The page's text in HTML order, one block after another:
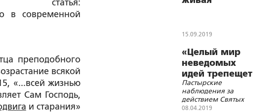
в современной
преподобного
всякой
«...всей жизнью
Сам Господь,
и старания»
15.09.2019
«Целый мир
неведомых
идей трепещет
в нас...»
Пастырские
наблюдения за
действием Святых
Таинств на
08.04.2019